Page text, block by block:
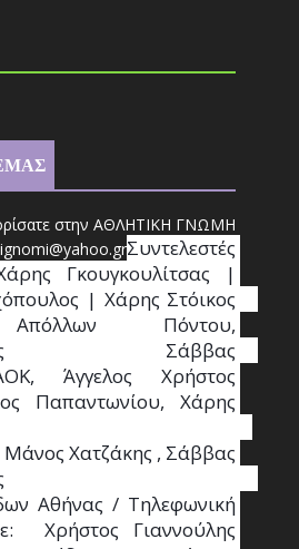
στην ΑΘΛΗΤΙΚΗ ΓΝΩΜΗ
Συντελεστές
Γκουγκουλίτσας |
| Χάρης Στόικος
Πόντου,
Σάββας
Άγγελος Χρήστος
Παπαντωνίου, Χάρης
Χατζάκης , Σάββας
Αθήνας / Τηλεφωνική
Χρήστος Γιαννούλης